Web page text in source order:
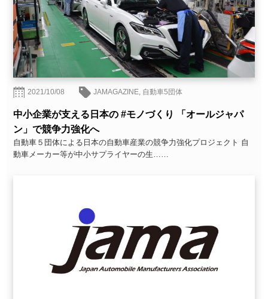
2021/10/08 JAMAGAZINE 自動車5団体
中小企業が支える日本の #モノづくり 「オールジャパ
ン」で競争力強化へ
自動車５団体による日本の自動車産業の競争力強化プロジェクト 自
動車メーカー等が中小サプライヤーの生……